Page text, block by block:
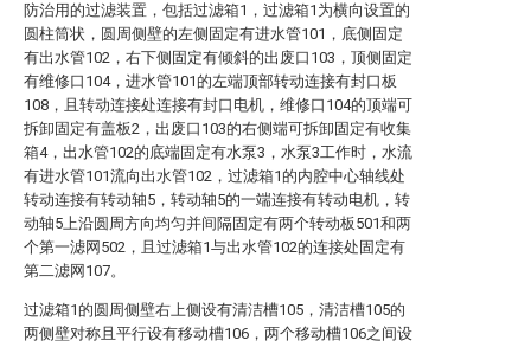
防治用的过滤装置，包括过滤箱1，过滤箱1为横向设置的
圆柱筒状，圆周侧壁的左侧固定有进水管101，底侧固定
有出水管102，右下侧固定有倾斜的出废口103，顶侧固定
有维修口104，进水管101的左端顶部转动连接有封口板
108，且转动连接处连接有封口电机，维修口104的顶端可
拆卸固定有盖板2，出废口103的右侧端可拆卸固定有收集
箱4，出水管102的底端固定有水泵3，水泵3工作时，水流
有进水管101流向出水管102，过滤箱1的内腔中心轴线处
转动连接有转动轴5，转动轴5的一端连接有转动电机，转
动轴5上沿圆周方向均匀并间隔固定有两个转动板501和两
个第一滤网502，且过滤箱1与出水管102的连接处固定有
第二滤网107。
过滤箱1的圆周侧壁右上侧设有清洁槽105，清洁槽105的
两侧壁对称且平行设有移动槽106，两个移动槽106之间设